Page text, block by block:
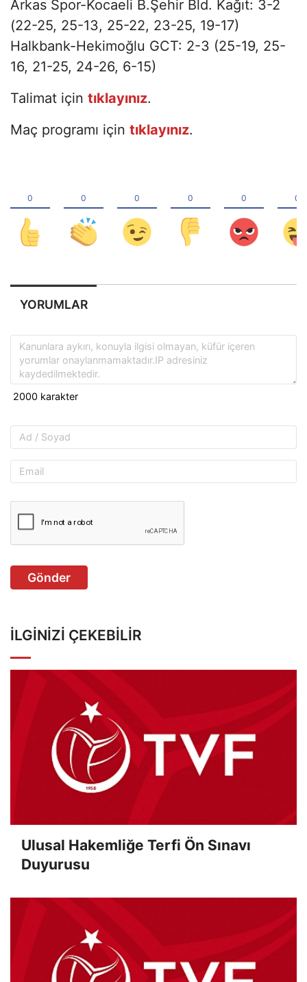
Arkas Spor-Kocaeli B.Şehir Bld. Kağıt: 3-2
(22-25, 25-13, 25-22, 23-25, 19-17)
Halkbank-Hekimoğlu GCT: 2-3 (25-19, 25-
16, 21-25, 24-26, 6-15)
Talimat için tıklayınız.
Maç programı için tıklayınız.
YORUMLAR
Gönder
İLGINIZI ÇEKEBILIR
Ulusal Hakemliğe Terfi Ön Sınavı
Duyurusu